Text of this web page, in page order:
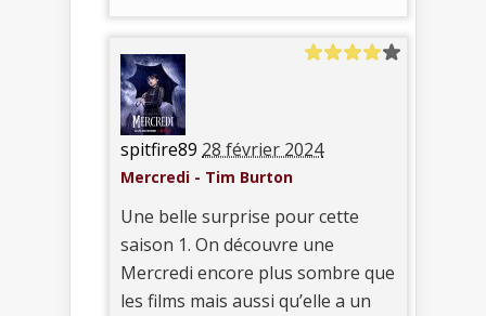
spitfire89 28 février 2024
Mercredi - Tim Burton
Une belle surprise pour cette
saison 1. On découvre une
Mercredi encore plus sombre que
les films mais aussi qu’elle a un